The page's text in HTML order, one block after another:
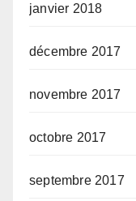
janvier 2018
décembre 2017
novembre 2017
octobre 2017
septembre 2017